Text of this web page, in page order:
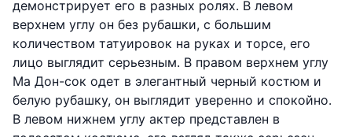
демонстрирует его в разных ролях. В левом
верхнем углу он без рубашки, с большим
количеством татуировок на руках и торсе, его
лицо выглядит серьезным. В правом верхнем углу
Ма Дон-сок одет в элегантный черный костюм и
белую рубашку, он выглядит уверенно и спокойно.
В левом нижнем углу актер представлен в